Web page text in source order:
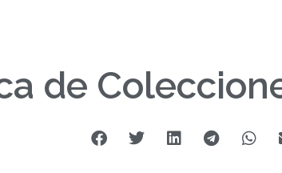
de